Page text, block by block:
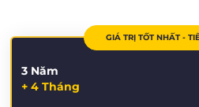
GIÁ TRỊ TỐT NHẤT -
3 Năm
+ 4 Tháng